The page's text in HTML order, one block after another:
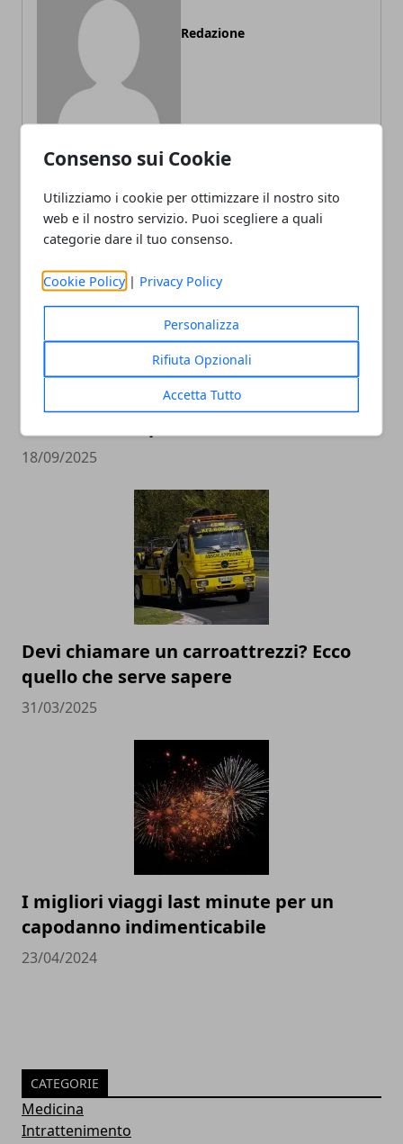
Consenso sui Cookie
Utilizziamo i cookie per ottimizzare il nostro sito
web e il nostro servizio. Puoi scegliere a quali
categorie dare il tuo consenso.
Cookie Policy | Privacy Policy
Personalizza
Rifiuta Opzionali
Accetta Tutto
Redazione
ARTICOLI CORRELATI
Le location più suggestive per il
18/09/2025
Devi chiamare un carroattrezzi? Ecco
quello che serve sapere
31/03/2025
I migliori viaggi last minute per un
capodanno indimenticabile
23/04/2024
CATEGORIE
Medicina
Intrattenimento